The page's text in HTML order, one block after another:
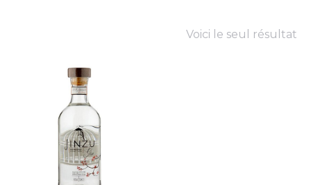
Voici le seul résultat